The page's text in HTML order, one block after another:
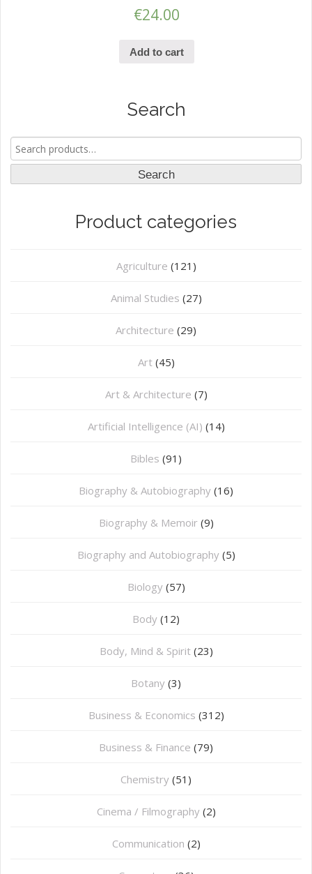
€24.00
Add to cart
Search
for:
Search
Product categories
Agriculture (121)
Animal Studies (27)
Architecture (29)
Art (45)
Art & Architecture (7)
Artificial Intelligence (AI) (14)
Bibles (91)
Biography & Autobiography (16)
Biography & Memoir (9)
Biography and Autobiography (5)
Biology (57)
Body (12)
Body, Mind & Spirit (23)
Botany (3)
Business & Economics (312)
Business & Finance (79)
Chemistry (51)
Cinema / Filmography (2)
Communication (2)